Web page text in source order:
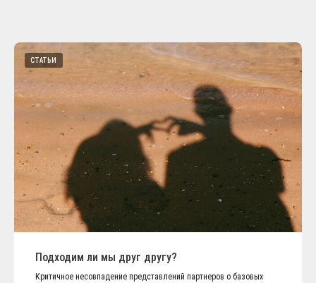
СТАТЬИ
Подходим ли мы друг другу?
Критичное несовпадение представлений партнеров о базовых